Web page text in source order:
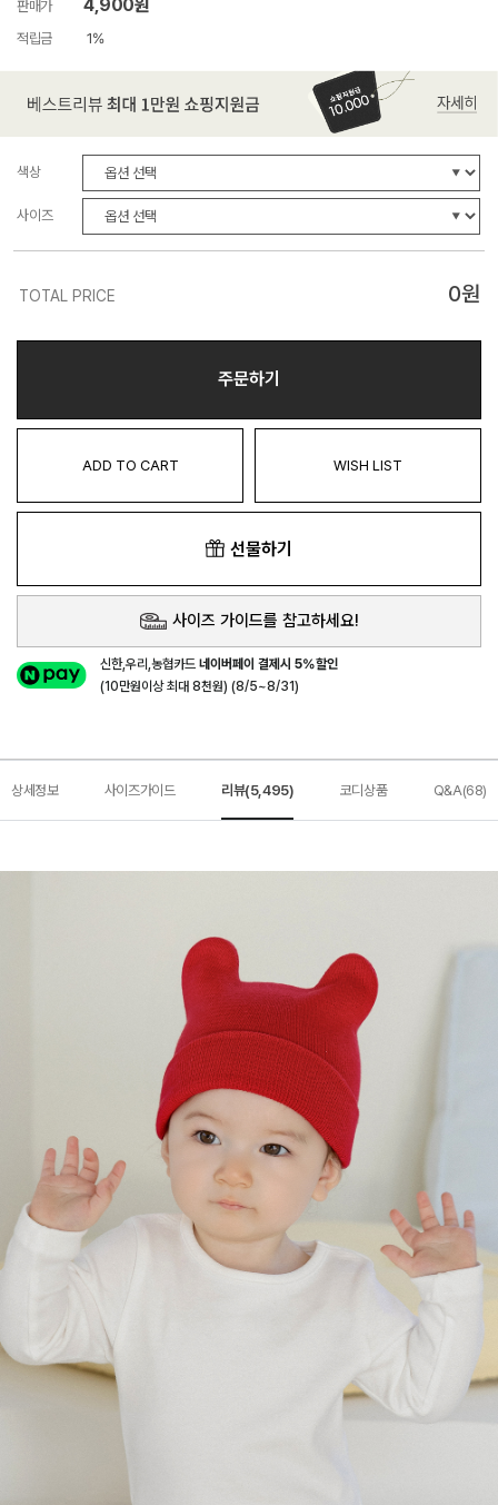
판매가 4,900원
적립금 1%
색상
사이즈
TOTAL PRICE 0원
주문하기
ADD TO CART WISH LIST
선물하기
사이즈 가이드를 참고하세요!
신한,우리,농협카드네이버페이 결제시 5%할인
(10만원이상 최대 8천원) (8/5~8/31)
상세정보 사이즈가이드 리뷰(5,495) 코디상품 Q&A(68)